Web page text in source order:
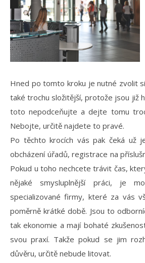
Hned po tomto kroku je nutné zvolit
také trochu složitější, protože jsou již
toto nepodceňujte a dejte tomu
Nebojte, určitě najdete to pravé.
Po těchto krocích vás pak čeká už
obcházení úřadů, registrace na
Pokud u toho nechcete trávit čas,
nějaké smysluplnější práci, je
specializované firmy, které za vás
poměrně krátké době. Jsou to
tak ekonomie a mají bohaté
svou praxí. Takže pokud se jim
důvěru, určitě nebude litovat.